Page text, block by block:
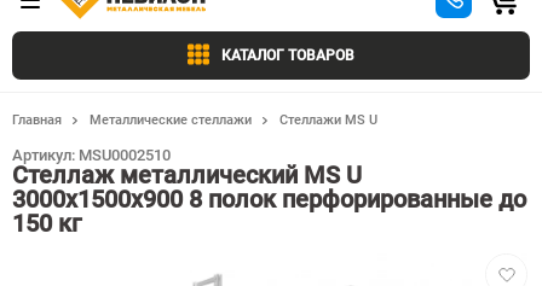
КАТАЛОГ ТОВАРОВ
Главная Металлические стеллажи Стеллажи MS U
Стеллаж металлический MS U
3000х1500х900 8 полок перфорированные до
150 кг
Артикул: MSU0002510